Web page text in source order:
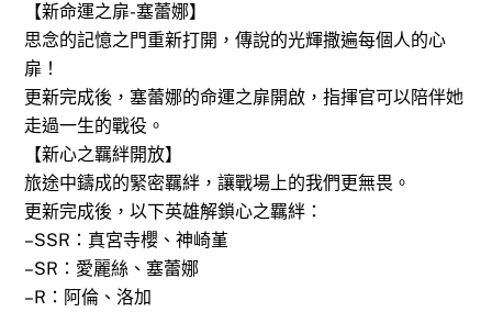
【新命運之扉-塞蕾娜】
思念的記憶之門重新打開，傳說的光輝撒遍每個人的心
扉！
更新完成後，塞蕾娜的命運之扉開啟，指揮官可以陪伴她
走過一生的戰役。
【新心之羈絆開放】
旅途中鑄成的緊密羈絆，讓戰場上的我們更無畏。
更新完成後，以下英雄解鎖心之羈絆：
–SSR：真宮寺櫻、神崎堇
–SR：愛麗絲、塞蕾娜
–R：阿倫、洛加